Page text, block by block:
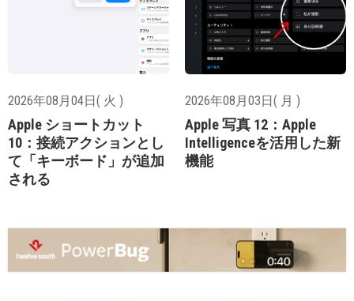
2026年08月04日( 火 )
Apple ショートカット
10：接続アクションとし
て「キーボード」が追加
される
2026年08月03日( 月 )
Apple 写真 12：Apple
Intelligenceを活用した新
機能